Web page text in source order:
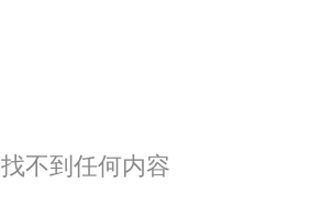
找不到任何内容